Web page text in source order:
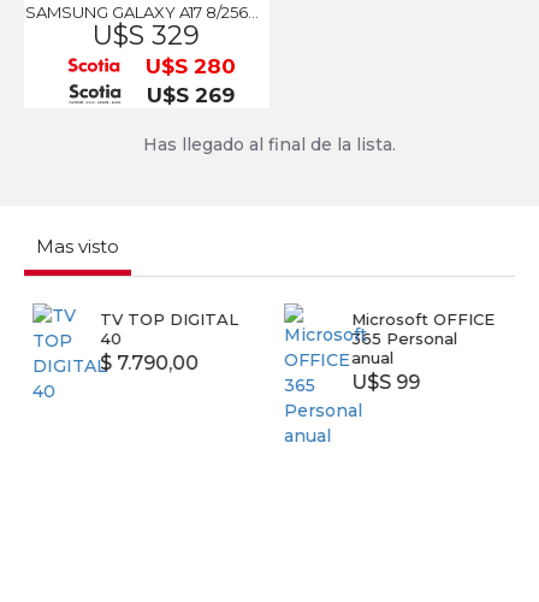
SAMSUNG GALAXY A17 8/256Gb
U$S 329
U$S 280
U$S 269
Has llegado al final de la lista.
Mas visto
TV TOP DIGITAL
40
$ 7.790,00
Microsoft OFFICE
365 Personal
anual
U$S 99